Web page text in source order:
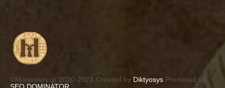
©Monastery.gr 2020-2022-Created by Diktyosys Promoted by